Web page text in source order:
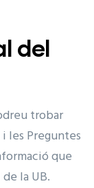
del
trobar
les Preguntes
que
la UB.